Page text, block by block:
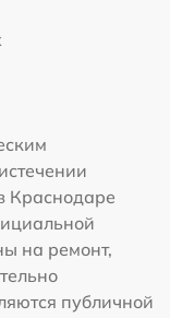
Краснодаре
на ремонт,
публичной